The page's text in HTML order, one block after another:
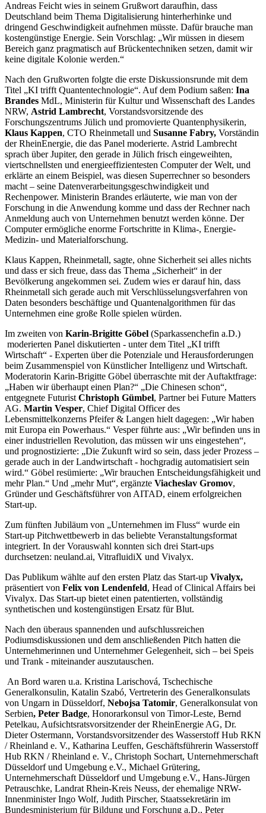
Andreas Feicht wies in seinem Grußwort daraufhin, dass
Deutschland beim Thema Digitalisierung hinterherhinke und
dringend Geschwindigkeit aufnehmen müsste. Dafür brauche man
kostengünstige Energie. Sein Vorschlag: „Wir müssen in diesem
Bereich ganz pragmatisch auf Brückentechniken setzen, damit wir
keine digitale Kolonie werden.“
Nach den Grußworten folgte die erste Diskussionsrunde mit dem
Titel „KI trifft Quantentechnologie“. Auf dem Podium saßen: Ina
Brandes MdL, Ministerin für Kultur und Wissenschaft des Landes
NRW, Astrid Lambrecht, Vorstandsvorsitzende des
Forschungszentrums Jülich und promovierte Quantenphysikerin,
Klaus Kappen, CTO Rheinmetall und Susanne Fabry, Vorständin
der RheinEnergie, die das Panel moderierte. Astrid Lambrecht
sprach über Jupiter, den gerade in Jülich frisch eingeweihten,
viertschnellsten und energieeffizientesten Computer der Welt, und
erklärte an einem Beispiel, was diesen Superrechner so besonders
macht – seine Datenverarbeitungsgeschwindigkeit und
Rechenpower. Ministerin Brandes erläuterte, wie man von der
Forschung in die Anwendung komme und dass der Rechner nach
Anmeldung auch von Unternehmen benutzt werden könne. Der
Computer ermögliche enorme Fortschritte in Klima-, Energie-
Medizin- und Materialforschung.
Klaus Kappen, Rheinmetall, sagte, ohne Sicherheit sei alles nichts
und dass er sich freue, dass das Thema „Sicherheit“ in der
Bevölkerung angekommen sei. Zudem wies er darauf hin, dass
Rheinmetall sich gerade auch mit Verschlüsselungsverfahren von
Daten besonders beschäftige und Quantenalgorithmen für das
Unternehmen eine große Rolle spielen würden.
Im zweiten von Karin-Brigitte Göbel (Sparkassenchefin a.D.)
moderierten Panel diskutierten - unter dem Titel „KI trifft
Wirtschaft“ - Experten über die Potenziale und Herausforderungen
beim Zusammenspiel von Künstlicher Intelligenz und Wirtschaft.
Moderatorin Karin-Brigitte Göbel überraschte mit der Auftaktfrage:
„Haben wir überhaupt einen Plan?“ „Die Chinesen schon“,
entgegnete Futurist Christoph Gümbel, Partner bei Future Matters
AG. Martin Vesper, Chief Digital Officer des
Lebensmittelkonzerns Pfeifer & Langen hielt dagegen: „Wir haben
mit Europa ein Powerhaus.“ Vesper führte aus: „Wir befinden uns in
einer industriellen Revolution, das müssen wir uns eingestehen“,
und prognostizierte: „Die Zukunft wird so sein, dass jeder Prozess –
gerade auch in der Landwirtschaft - hochgradig automatisiert sein
wird.“ Göbel resümierte: „Wir brauchen Entscheidungsfähigkeit und
mehr Plan.“ Und „mehr Mut“, ergänzte Viacheslav Gromov,
Gründer und Geschäftsführer von AITAD, einem erfolgreichen
Start-up.
Zum fünften Jubiläum von „Unternehmen im Fluss“ wurde ein
Start-up Pitchwettbewerb in das beliebte Veranstaltungsformat
integriert. In der Vorauswahl konnten sich drei Start-ups
durchsetzen: neuland.ai, VitrafluidiX und Vivalyx.
Das Publikum wählte auf den ersten Platz das Start-up Vivalyx,
präsentiert von Felix von Lendenfeld, Head of Clinical Affairs bei
Vivalyx. Das Start-up bietet einen patentierten, vollständig
synthetischen und kostengünstigen Ersatz für Blut.
Nach den überaus spannenden und aufschlussreichen
Podiumsdiskussionen und dem anschließenden Pitch hatten die
Unternehmerinnen und Unternehmer Gelegenheit, sich – bei Speis
und Trank - miteinander auszutauschen.
An Bord waren u.a. Kristina Larischová, Tschechische
Generalkonsulin, Katalin Szabó, Vertreterin des Generalkonsulats
von Ungarn in Düsseldorf, Nebojsa Tatomir, Generalkonsulat von
Serbien, Peter Badge, Honorarkonsul von Timor-Leste, Bernd
Petelkau, Aufsichtsratsvorsitzender der RheinEnergie AG, Dr.
Dieter Ostermann, Vorstandsvorsitzender des Wasserstoff Hub RKN
/ Rheinland e. V., Katharina Leuffen, Geschäftsführerin Wasserstoff
Hub RKN / Rheinland e. V., Christoph Sochart, Unternehmerschaft
Düsseldorf und Umgebung e.V., Michael Grütering,
Unternehmerschaft Düsseldorf und Umgebung e.V., Hans-Jürgen
Petrauschke, Landrat Rhein-Kreis Neuss, der ehemalige NRW-
Innenminister Ingo Wolf, Judith Pirscher, Staatssekretärin im
Bundesministerium für Bildung und Forschung a.D., Peter